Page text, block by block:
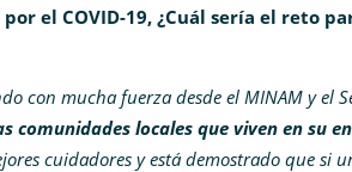
el COVID-19, ¿Cuál sería el reto
con mucha fuerza desde el MINAM y el
comunidades locales que viven en su
cuidadores y está demostrado que